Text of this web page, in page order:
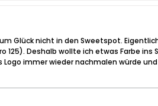
Glück nicht in den Sweetspot.
125). Deshalb wollte ich etwas Farbe
immer wieder nachmalen würde